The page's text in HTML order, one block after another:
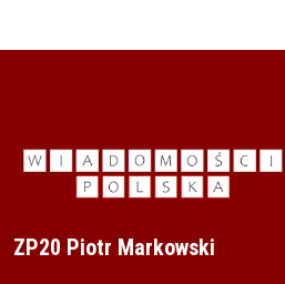
ZP20 Piotr Markowski